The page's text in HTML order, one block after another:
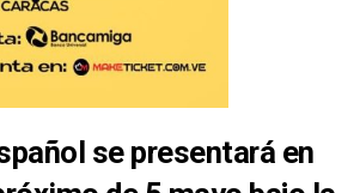
se presentará en